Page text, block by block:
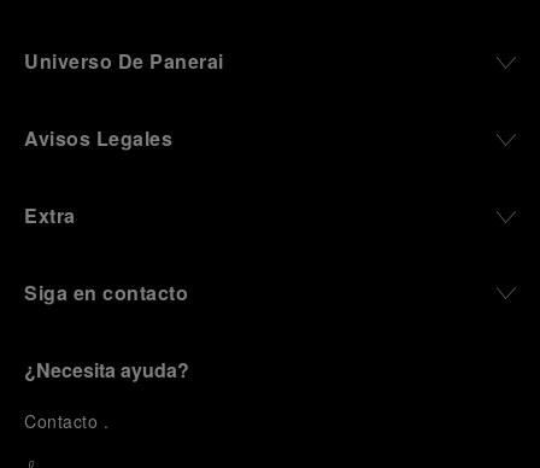
Universo De Panerai
Avisos Legales
Extra
Siga en contacto
¿Necesita ayuda?
Contacto .